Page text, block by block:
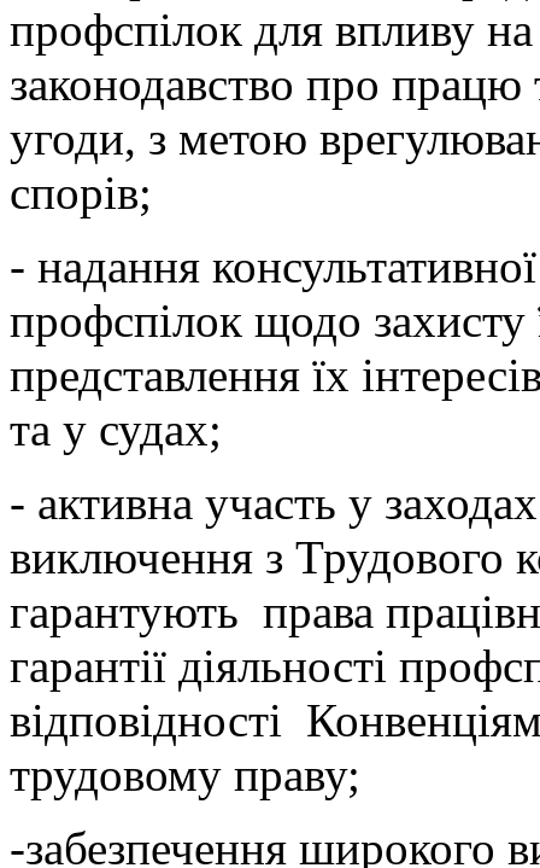
профспілок для впливу
законодавство про працю
угоди, з метою
спорів;
- надання
профспілок щодо захисту
представлення їх
та у судах;
- активна участь у
виключення з Трудового
гарантують права
гарантії діяльності
відповідності
трудовому праву;
-забезпечення широкого